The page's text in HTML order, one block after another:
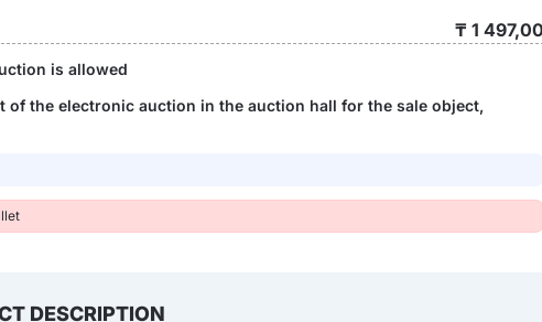
₸ 1 497,00
is allowed
of the electronic auction in the auction hall for the sale object,
DESCRIPTION